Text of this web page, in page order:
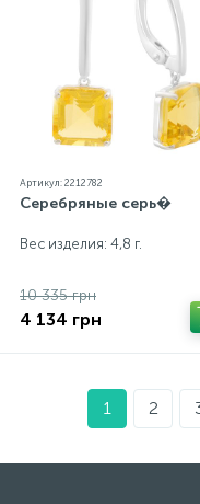
Артикул: 2212782
Серебряные серь�
Вес изделия: 4,8 г.
10 335 грн
4 134 грн
1 2